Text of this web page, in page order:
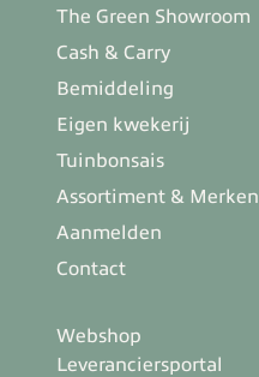
The Green Showroom
Cash & Carry
Bemiddeling
Eigen kwekerij
Tuinbonsais
Assortiment & Merken
Aanmelden
Contact
Webshop
Leveranciersportal